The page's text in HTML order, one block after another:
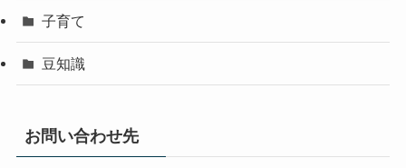
子育て
豆知識
お問い合わせ先